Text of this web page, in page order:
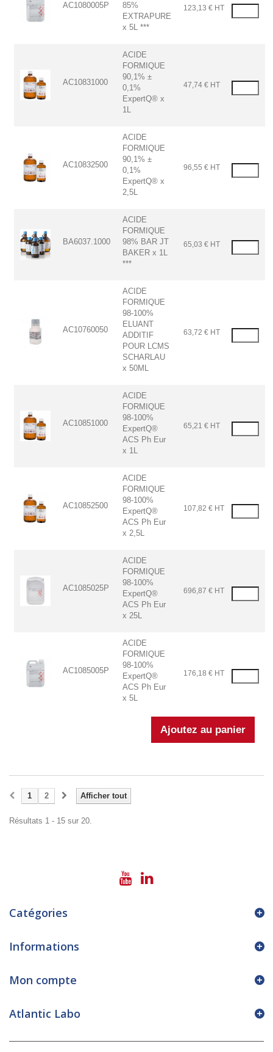
AC1080005P
85%
EXTRAPURE
x 5L ***
123,13 € HT
AC10831000
ACIDE
FORMIQUE
90,1% ±
0,1%
ExpertQ® x
1L
47,74 € HT
AC10832500
ACIDE
FORMIQUE
90,1% ±
0,1%
ExpertQ® x
2,5L
96,55 € HT
BA6037.1000
ACIDE
FORMIQUE
98% BAR JT
BAKER x 1L
***
65,03 € HT
AC10760050
ACIDE
FORMIQUE
98-100%
ELUANT
ADDITIF
POUR LCMS
SCHARLAU
x 50ML
63,72 € HT
AC10851000
ACIDE
FORMIQUE
98-100%
ExpertQ®
ACS Ph Eur
x 1L
65,21 € HT
AC10852500
ACIDE
FORMIQUE
98-100%
ExpertQ®
ACS Ph Eur
x 2,5L
107,82 € HT
AC1085025P
ACIDE
FORMIQUE
98-100%
ExpertQ®
ACS Ph Eur
x 25L
696,87 € HT
AC1085005P
ACIDE
FORMIQUE
98-100%
ExpertQ®
ACS Ph Eur
x 5L
176,18 € HT
Afficher tout
1 2
Résultats 1 - 15 sur 20.
Catégories
Informations
Mon compte
Atlantic Labo